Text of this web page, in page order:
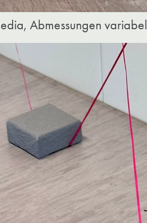
Abmessungen variabel